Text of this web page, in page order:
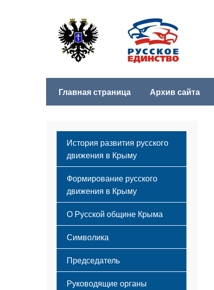
Главная страница Архив сайта
История развития русского
движения в Крыму
Формирование русского
движения в Крыму
Русский Крым
О Русской общине Крыма
Этапы становления
Принципы деятельности
Структура
Мероприятия
Символика
Флаг
Герб
Гимн
Председатель
Руководящие органы